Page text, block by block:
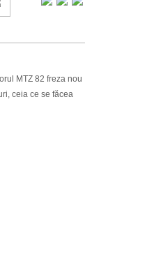
MTZ 82 freza nou
ceia ce se făcea